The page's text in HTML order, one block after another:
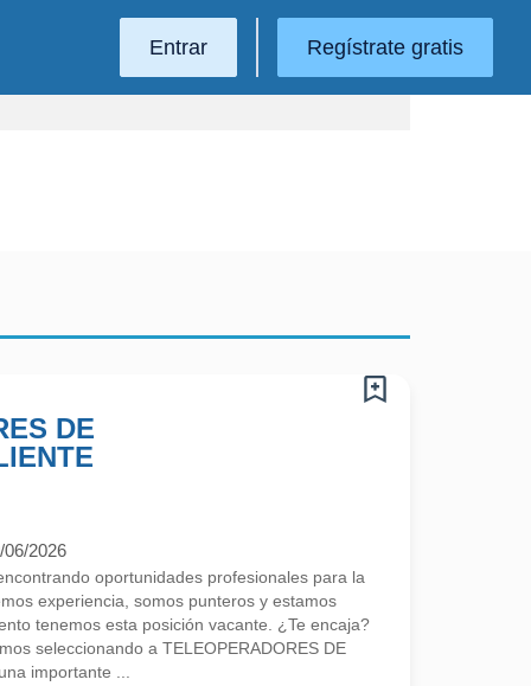
Entrar Regístrate gratis
DE
06/2026
oportunidades profesionales para la
experiencia, somos punteros y estamos
tenemos esta posición vacante. ¿Te encaja?
seleccionando a TELEOPERADORES DE
importante ...